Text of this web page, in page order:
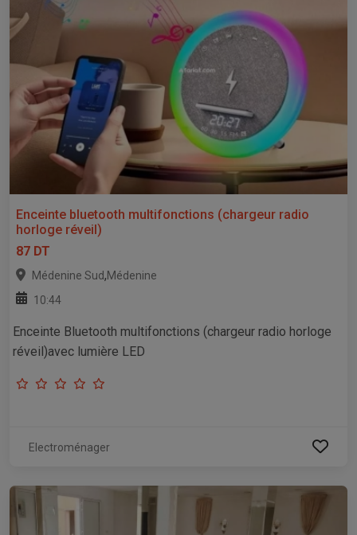
Enceinte bluetooth multifonctions (chargeur radio
horloge réveil)
87 DT
Médenine Sud,Médenine
10:44
Enceinte Bluetooth multifonctions (chargeur radio horloge
réveil)avec lumière LED
Electroménager